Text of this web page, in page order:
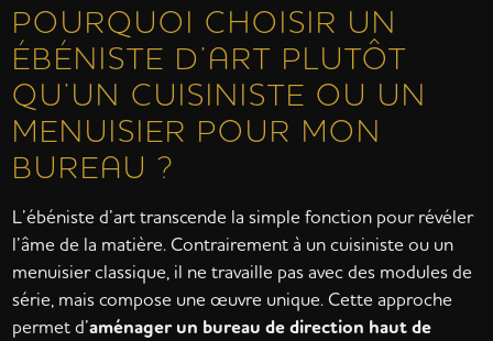
POURQUOI CHOISIR UN
ÉBÉNISTE D’ART PLUTÔT
QU’UN CUISINISTE OU UN
MENUISIER POUR MON
BUREAU ?
L’ébéniste d’art transcende la simple fonction pour révéler
l’âme de la matière. Contrairement à un cuisiniste ou un
menuisier classique, il ne travaille pas avec des modules de
série, mais compose une œuvre unique. Cette approche
permet d’aménager un bureau de direction haut de